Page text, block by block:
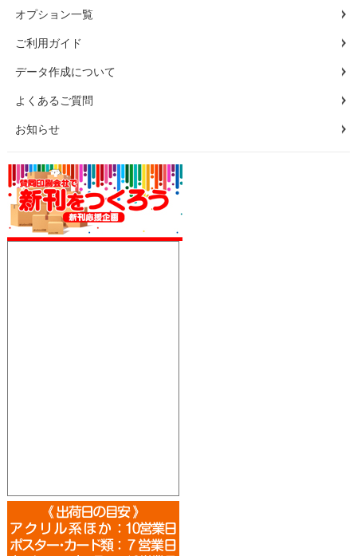
オプション一覧
ご利用ガイド
データ作成について
よくあるご質問
お知らせ